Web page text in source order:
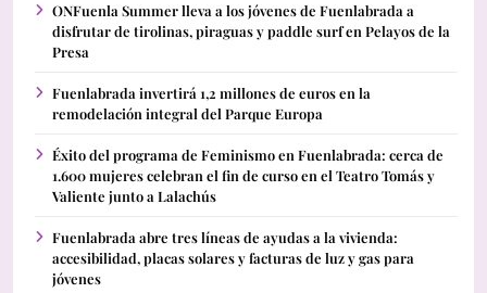
ONFuenla Summer lleva a los jóvenes de Fuenlabrada a
disfrutar de tirolinas, piraguas y paddle surf en Pelayos de la
Presa
Fuenlabrada invertirá 1,2 millones de euros en la
remodelación integral del Parque Europa
Éxito del programa de Feminismo en Fuenlabrada: cerca de
1.600 mujeres celebran el fin de curso en el Teatro Tomás y
Valiente junto a Lalachús
Fuenlabrada abre tres líneas de ayudas a la vivienda:
accesibilidad, placas solares y facturas de luz y gas para
jóvenes